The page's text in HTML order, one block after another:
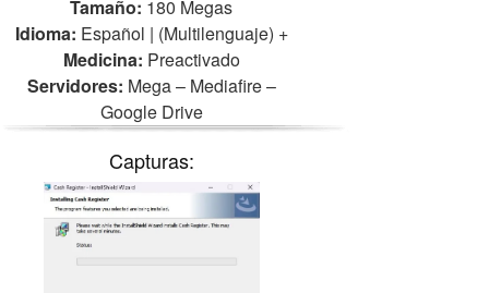
Tamaño: 180 Megas
Idioma: Español | (Multilenguaje) +
Medicina: Preactivado
Servidores: Mega – Mediafire –
Google Drive
Capturas: